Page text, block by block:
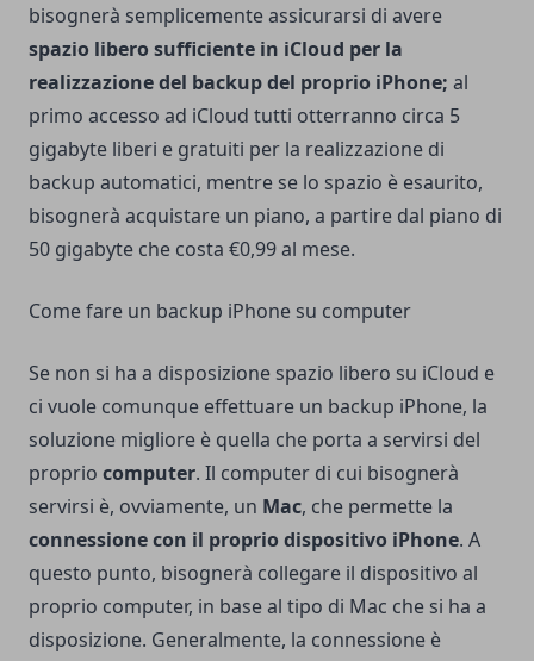
bisognerà semplicemente assicurarsi di avere
spazio libero sufficiente in iCloud per la
realizzazione del backup del proprio iPhone; al
primo accesso ad iCloud tutti otterranno circa 5
gigabyte liberi e gratuiti per la realizzazione di
backup automatici, mentre se lo spazio è esaurito,
bisognerà acquistare un piano, a partire dal piano di
50 gigabyte che costa €0,99 al mese.
Come fare un backup iPhone su computer
Se non si ha a disposizione spazio libero su iCloud e
ci vuole comunque effettuare un backup iPhone, la
soluzione migliore è quella che porta a servirsi del
proprio computer. Il computer di cui bisognerà
servirsi è, ovviamente, un Mac, che permette la
connessione con il proprio dispositivo iPhone. A
questo punto, bisognerà collegare il dispositivo al
proprio computer, in base al tipo di Mac che si ha a
disposizione. Generalmente, la connessione è